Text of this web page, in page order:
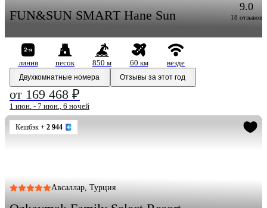
FUN&SUN SMART Hane Sun
9.0
18 отзывов
линия песок 850 м 60 км
везде
Двухкомнатные номера
Отзывы за этот год
от 169 468 ₽
1 июн. - 7 июн., 6 ночей
Кешбэк + 2 944
Авсаллар, Турция